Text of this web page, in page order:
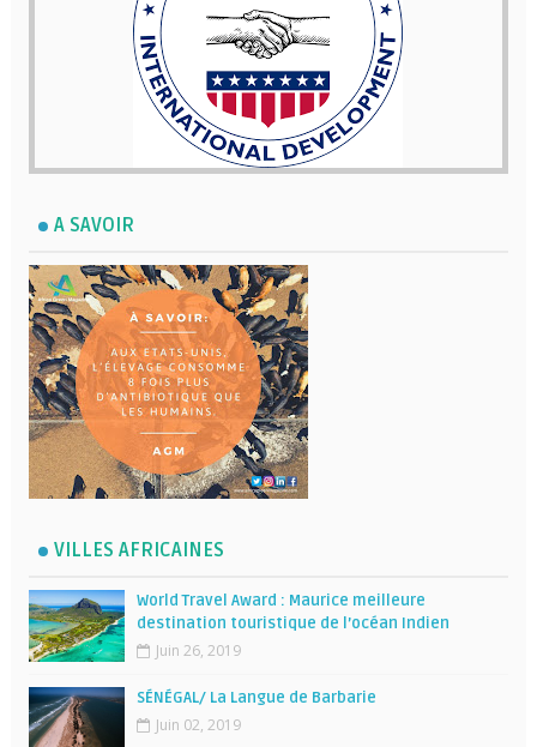
A SAVOIR
VILLES AFRICAINES
World Travel Award : Maurice meilleure
destination touristique de l’océan Indien
Juin 26, 2019
SÉNÉGAL/ La Langue de Barbarie
Juin 02, 2019